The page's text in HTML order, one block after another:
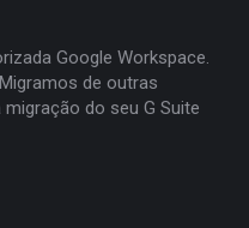
Google Workspace.
de outras
do seu G Suite